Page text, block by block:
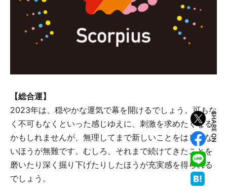
【総合運】
2023年は、穏やかな運気で幕を開けるでしょう。可もな
く不可もなくといった感じゆえに、刺激を求めたくなる
かもしれませんが、無理してまで新しいことをはじめな
いほうが無難です。むしろ、それまで続けてきたことを
磨いたり深く掘り下げたりしたほうが充実感を得られる
でしょう。
SHARE ON